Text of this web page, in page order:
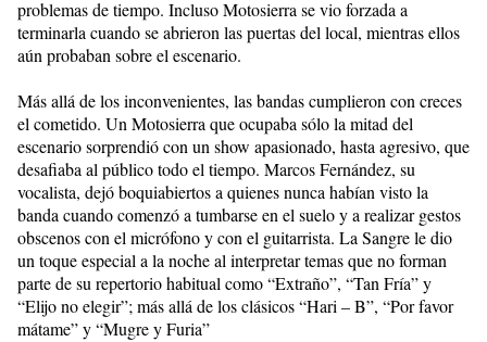
problemas de tiempo. Incluso Motosierra se vio forzada a
terminarla cuando se abrieron las puertas del local, mientras ellos
aún probaban sobre el escenario.
Más allá de los inconvenientes, las bandas cumplieron con creces
el cometido. Un Motosierra que ocupaba sólo la mitad del
escenario sorprendió con un show apasionado, hasta agresivo, que
desafiaba al público todo el tiempo. Marcos Fernández, su
vocalista, dejó boquiabiertos a quienes nunca habían visto la
banda cuando comenzó a tumbarse en el suelo y a realizar gestos
obscenos con el micrófono y con el guitarrista. La Sangre le dio
un toque especial a la noche al interpretar temas que no forman
parte de su repertorio habitual como “Extraño”, “Tan Fría” y
“Elijo no elegir”; más allá de los clásicos “Hari – B”, “Por favor
mátame” y “Mugre y Furia”